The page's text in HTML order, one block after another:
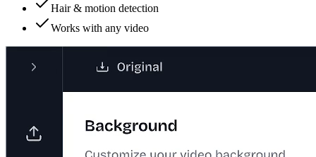
Hair & motion detection
Works with any video